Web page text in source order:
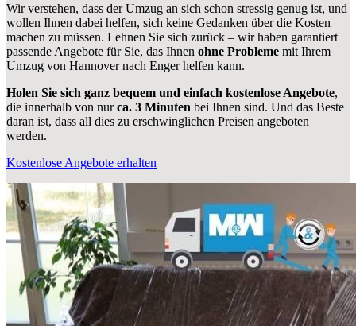
Wir verstehen, dass der Umzug an sich schon stressig genug ist, und
wollen Ihnen dabei helfen, sich keine Gedanken über die Kosten
machen zu müssen. Lehnen Sie sich zurück – wir haben garantiert
passende Angebote für Sie, das Ihnen ohne Probleme mit Ihrem
Umzug von Hannover nach Enger helfen kann.
Holen Sie sich ganz bequem und einfach kostenlose Angebote,
die innerhalb von nurca. 3 Minuten bei Ihnen sind. Und das Beste
daran ist, dass all dies zu erschwinglichen Preisen angeboten
werden.
Kostenlose Angebote erhalten